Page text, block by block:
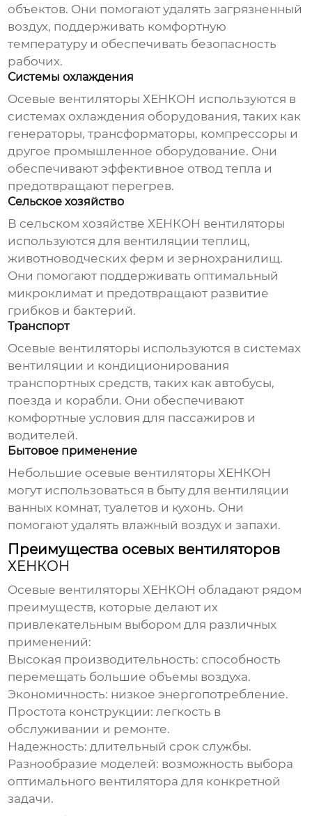
объектов. Они помогают удалять загрязненный
воздух, поддерживать комфортную
температуру и обеспечивать безопасность
рабочих.
Системы охлаждения
Осевые вентиляторыХЕНКОН используются в
системах охлаждения оборудования, таких как
генераторы, трансформаторы, компрессоры и
другое промышленное оборудование. Они
обеспечивают эффективное отвод тепла и
предотвращают перегрев.
Сельское хозяйство
В сельском хозяйствеХЕНКОН вентиляторы
используются для вентиляции теплиц,
животноводческих ферм и зернохранилищ.
Они помогают поддерживать оптимальный
микроклимат и предотвращают развитие
грибков и бактерий.
Транспорт
Осевые вентиляторы используются в системах
вентиляции и кондиционирования
транспортных средств, таких как автобусы,
поезда и корабли. Они обеспечивают
комфортные условия для пассажиров и
водителей.
Бытовое применение
Небольшие осевые вентиляторыХЕНКОН
могут использоваться в быту для вентиляции
ванных комнат, туалетов и кухонь. Они
помогают удалять влажный воздух и запахи.
Преимущества осевых вентиляторов
ХЕНКОН
Осевые вентиляторыХЕНКОН обладают рядом
преимуществ, которые делают их
привлекательным выбором для различных
применений:
Высокая производительность: способность
перемещать большие объемы воздуха.
Экономичность: низкое энергопотребление.
Простота конструкции: легкость в
обслуживании и ремонте.
Надежность: длительный срок службы.
Разнообразие моделей: возможность выбора
оптимального вентилятора для конкретной
задачи.